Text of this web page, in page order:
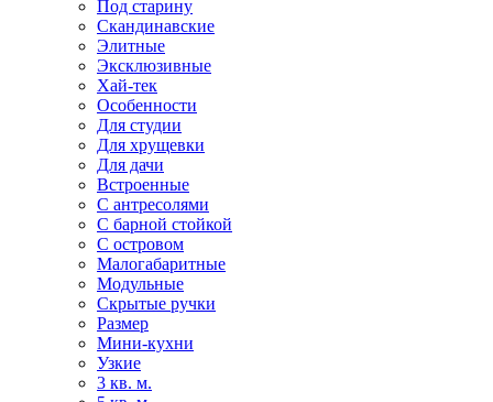
Под старину
Скандинавские
Элитные
Эксклюзивные
Хай-тек
Особенности
Для студии
Для хрущевки
Для дачи
Встроенные
С антресолями
С барной стойкой
С островом
Малогабаритные
Модульные
Скрытые ручки
Размер
Мини-кухни
Узкие
3 кв. м.